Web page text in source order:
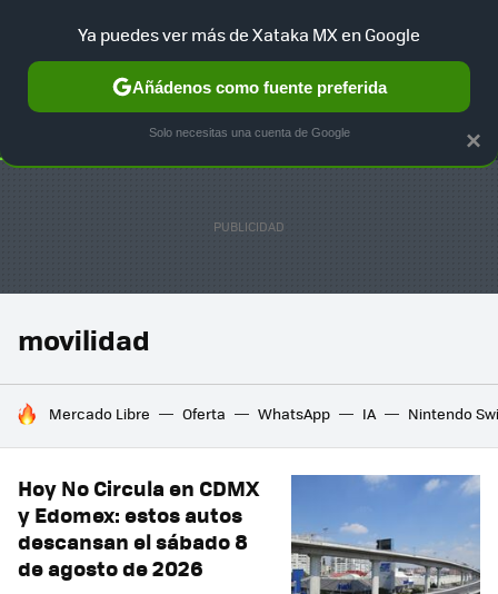
SELECCIÓN GAMING HOME AUTO TERRITORIO
movilidad
HOY SE HABLA DE
Mercado Libre Oferta WhatsApp IA Nintendo
Hoy No Circula en CDMX
y Edomex: estos autos
descansan el sábado 8
de agosto de 2026
×
Ya puedes ver más de Xataka MX en Google
Añádenos como fuente preferida
Solo necesitas una cuenta de Google